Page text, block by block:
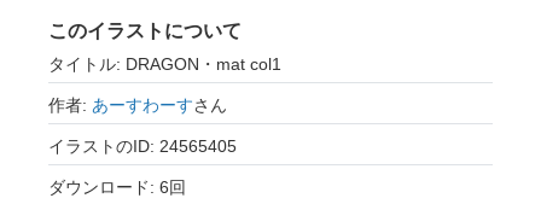
このイラストについて
タイトル: DRAGON・mat col1
作者: あーすわーすさん
イラストのID: 24565405
ダウンロード: 6回